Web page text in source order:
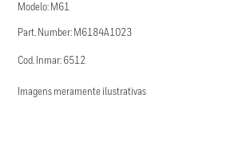
Modelo: M61
Part. Number: M6184A1023
Cod. Inmar: 6512
Imagens meramente ilustrativas